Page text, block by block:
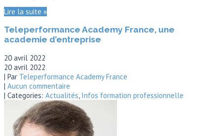
Lire la suite »
Teleperformance Academy France, une
academie d’entreprise
20 avril 2022
20 avril 2022
| Par Teleperformance Academy France
| Aucun commentaire
| Categories: Actualités, Infos formation professionnelle